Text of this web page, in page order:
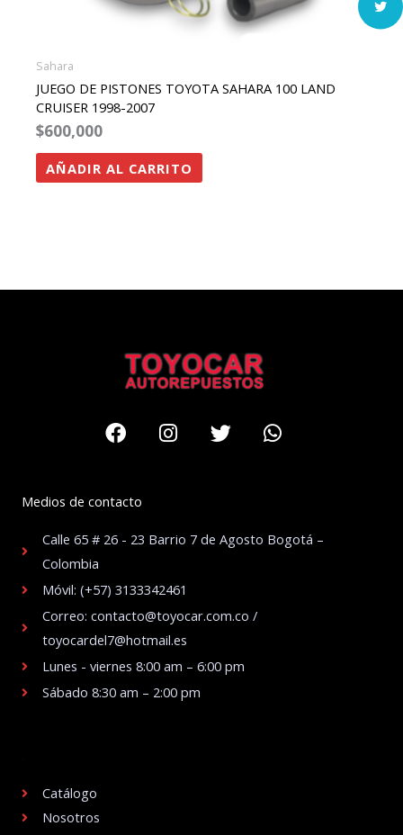
Sahara
JUEGO DE PISTONES TOYOTA SAHARA 100 LAND
CRUISER 1998-2007
$600,000
AÑADIR AL CARRITO
FacebookInstagram
TwitterWhatsapp
Medios de contacto
Calle 65 # 26 - 23 Barrio 7 de Agosto Bogotá –
Colombia
Móvil: (+57) 3133342461
Correo: contacto@toyocar.com.co /
toyocardel7@hotmail.es
Lunes - viernes 8:00 am – 6:00 pm
Sábado 8:30 am – 2:00 pm
Catálogo
Nosotros